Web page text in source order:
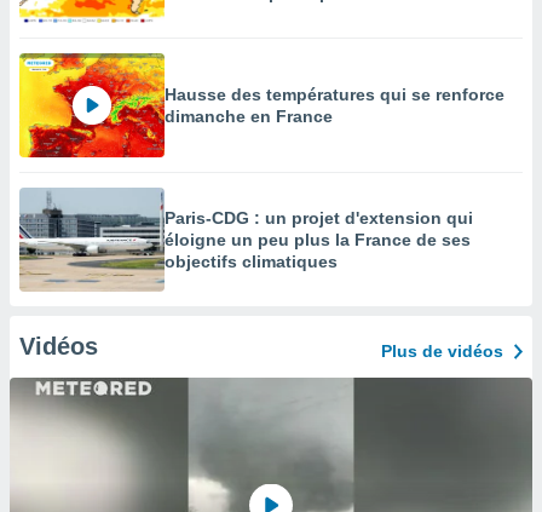
Hausse des températures qui se renforce
dimanche en France
Paris-CDG : un projet d'extension qui
éloigne un peu plus la France de ses
objectifs climatiques
Vidéos Plus de vidéos